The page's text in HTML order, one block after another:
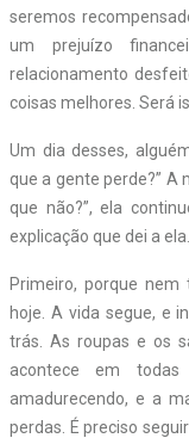
seremos
um prejuízo
relacionamento
coisas melhores. Será
Um dia desses,
que a gente perde?” A
que não?”, ela
explicação que dei a
Primeiro, porque
hoje. A vida segue, e
trás. As roupas e os
acontece em
amadurecendo, e a
perdas. É preciso